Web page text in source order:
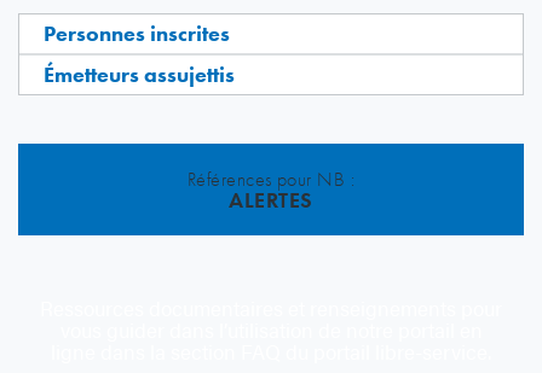
Personnes inscrites
Émetteurs assujettis
Références pour NB :
ALERTES